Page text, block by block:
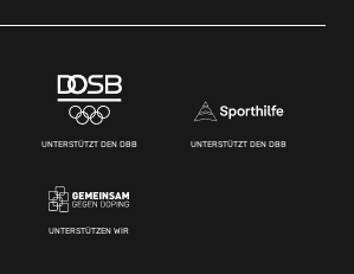
UNTERSTÜTZT DEN DBB UNTERSTÜTZT DEN DBB
UNTERSTÜTZEN WIR